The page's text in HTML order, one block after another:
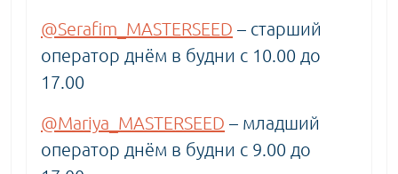
@Serafim_MASTERSEED – старший
оператор днём в будни с 10.00 до
17.00
@Mariya_MASTERSEED – младший
оператор днём в будни с 9.00 до